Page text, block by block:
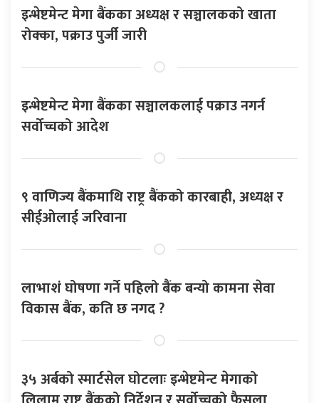
इन्भेष्टमेन्ट मेगा बैंकका अध्यक्ष र सञ्चालकको खाता
रोक्का, पक्राउ पुर्जी जारी
इन्भेष्टमेन्ट मेगा बैंकका सञ्चालकलाई पक्राउ नगर्न
सर्वोच्चको आदेश
९ वाणिज्य बैंकमाथि राष्ट्र बैंकको कारबाही, अध्यक्ष र
सीईओलाई जरिवाना
लाभाशं घोषणा गर्ने पहिलो बैंक बन्यो कामना सेवा
विकास बैंक, कति छ नगद ?
३५ अर्बको स्मार्टसेल घोटलाः इन्भेष्टमेन्ट मेगाको